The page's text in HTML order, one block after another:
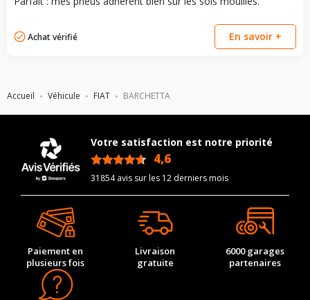
Accueil Véhicule FIAT BARCHETTA
Achat vérifié En savoir +
Votre satisfaction est notre priorité
4,6
31854 avis sur les 12 derniers mois
Paiement en
plusieurs fois
Livraison
gratuite
6000 garages
partenaires